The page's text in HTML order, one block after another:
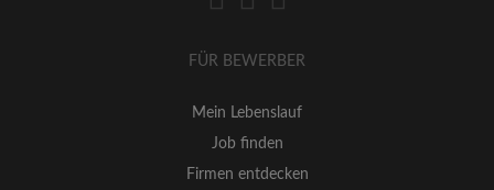
FÜR BEWERBER
Mein Lebenslauf
Job finden
Firmen entdecken